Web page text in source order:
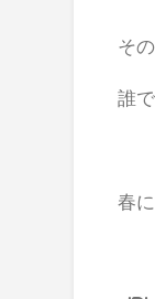
そ
誰
春